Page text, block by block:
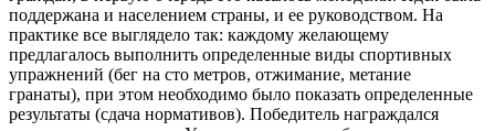
поддержана и населением страны, и ее руководством. На
практике все выглядело так: каждому желающему
предлагалось выполнить определенные виды спортивных
упражнений (бег на сто метров, отжимание, метание
гранаты), при этом необходимо было показать определенные
результаты (сдача нормативов). Победитель награждался